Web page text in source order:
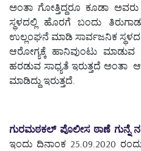
ಅಂತಾ ಗೋತ್ತಿದ್ದರೂ ಕೂಡಾ ಅವರು
ಸ್ಥಳದಲ್ಲಿ ಹೊರಗೆ ಬಂದು
ಉಲ್ಲಂಘನೆ ಮಾಡಿ ಸಾರ್ವಜನಿಕ
ಆರೋಗ್ಯಕ್ಕೆ ಹಾನಿವುಂಟು
ಹರಡುವ ಸಾಧ್ಯತೆ ಇರುತ್ತದೆ
ಮಾಡಿದ್ದು ಇರುತ್ತದೆ.
ಗುರಮಠಕಲ್ ಪೊಲೀಸ ಠಾಣೆ ಗುನ್ನೆ
ಇಂದು ದಿನಾಂಕ 25.09.2020